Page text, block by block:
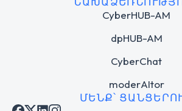
CyberHUB-AM
dpHUB-AM
CyberChat
moderAItor
ՄԵՆՔ՝